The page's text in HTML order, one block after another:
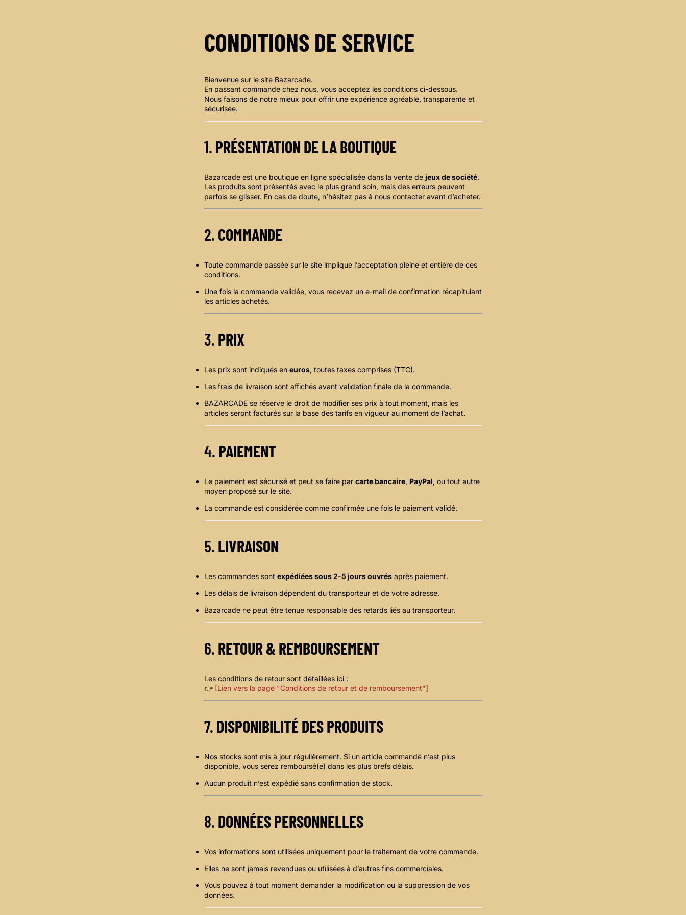
CONDITIONS DE SERVICE
Bienvenue sur le site Bazarcade.
En passant commande chez nous, vous acceptez les conditions ci-dessous.
Nous faisons de notre mieux pour offrir une expérience agréable, transparente et
sécurisée.
1. PRÉSENTATION DE LA BOUTIQUE
Bazarcade est une boutique en ligne spécialisée dans la vente de jeux de société.
Les produits sont présentés avec le plus grand soin, mais des erreurs peuvent
parfois se glisser. En cas de doute, n’hésitez pas à nous contacter avant d’acheter.
2. COMMANDE
Toute commande passée sur le site implique l’acceptation pleine et entière de ces
conditions.
Une fois la commande validée, vous recevez un e-mail de confirmation récapitulant
les articles achetés.
3. PRIX
Les prix sont indiqués en euros, toutes taxes comprises (TTC).
Les frais de livraison sont affichés avant validation finale de la commande.
BAZARCADE se réserve le droit de modifier ses prix à tout moment, mais les
articles seront facturés sur la base des tarifs en vigueur au moment de l’achat.
4. PAIEMENT
Le paiement est sécurisé et peut se faire par carte bancaire, PayPal, ou tout autre
moyen proposé sur le site.
La commande est considérée comme confirmée une fois le paiement validé.
5. LIVRAISON
Les commandes sont expédiées sous 2-5 jours ouvrésaprès paiement.
Les délais de livraison dépendent du transporteur et de votre adresse.
Bazarcade ne peut être tenue responsable des retards liés au transporteur.
6. RETOUR & REMBOURSEMENT
Les conditions de retour sont détaillées ici :
👉 [Lien vers la page "Conditions de retour et de remboursement"]
7. DISPONIBILITÉ DES PRODUITS
Nos stocks sont mis à jour régulièrement. Si un article commandé n’est plus
disponible, vous serez remboursé(e) dans les plus brefs délais.
Aucun produit n’est expédié sans confirmation de stock.
8. DONNÉES PERSONNELLES
Vos informations sont utilisées uniquement pour le traitement de votre commande.
Elles ne sont jamais revendues ou utilisées à d’autres fins commerciales.
Vous pouvez à tout moment demander la modification ou la suppression de vos
données.